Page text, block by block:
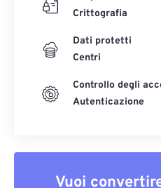
Crittografia
Dati protetti
Centri
Controllo degli
Autenticazione
Vuoi